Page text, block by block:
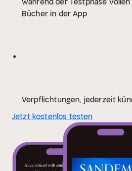
Bücher in der App
Verpflichtungen, jederzeit
Jetzt kostenlos testen